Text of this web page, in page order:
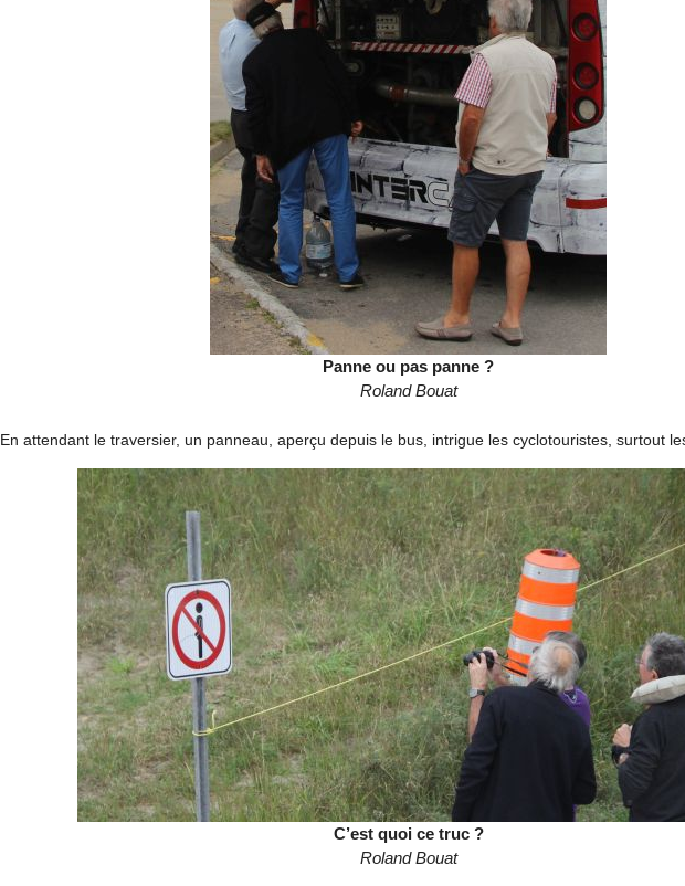
Panne ou pas panne ?
Roland Bouat
En attendant le traversier, un panneau, aperçu depuis le bus, intrigue les cyclotouristes, surtout
C’est quoi ce truc ?
Roland Bouat